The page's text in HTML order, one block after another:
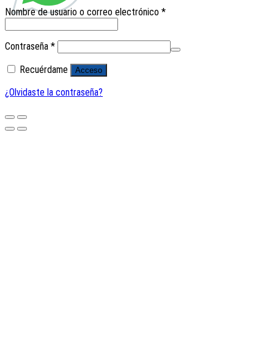
Nombre de usuario o correo electrónico *
Contraseña *
Recuérdame
Acceso
¿Olvidaste la contraseña?